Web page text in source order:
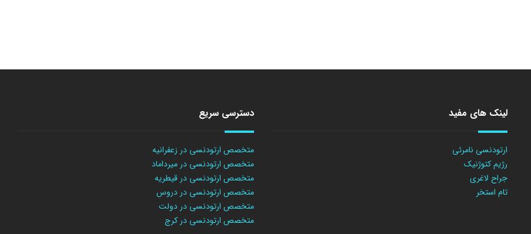
لینک های مفید
ارتودنسی نامرئی
رژیم کتوژنیک
جراح لاغری
تام استخر
دسترسی سریع
متخصص ارتودنسی در زعفرانیه
متخصص ارتودنسی در میرداماد
متخصص ارتودنسی در قیطریه
متخصص ارتودنسی در دروس
متخصص ارتودنسی در دولت
متخصص ارتودنسی در کرج